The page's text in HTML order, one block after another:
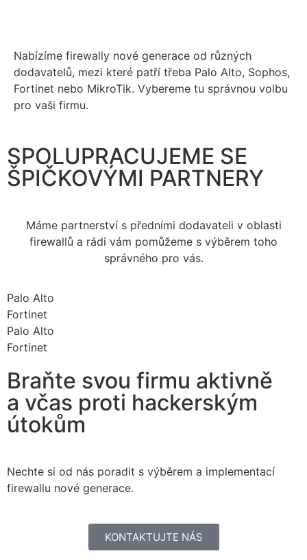
Nabízíme firewally nové generace od různých
dodavatelů, mezi které patří třeba Palo Alto, Sophos,
Fortinet nebo MikroTik. Vybereme tu správnou volbu
pro vaši firmu.
SPOLUPRACUJEME SE
ŠPIČKOVÝMI PARTNERY
Máme partnerství s předními dodavateli v oblasti
firewallů a rádi vám pomůžeme s výběrem toho
správného pro vás.
Palo Alto
Fortinet
Palo Alto
Fortinet
Braňte svou firmu aktivně
a včas proti hackerským
útokům
Nechte si od nás poradit s výběrem a implementací
firewallu nové generace.
KONTAKTUJTE NÁS